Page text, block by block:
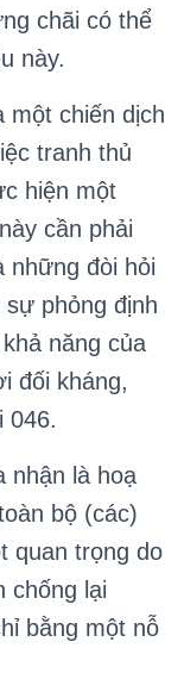
chãi có thể
này.
một chiến dịch
tranh thủ
hiện một
cần phải
những đòi hỏi
phỏng định
năng của
đối kháng,
046.
nhận là hoạ
bộ (các)
quan trọng do
chống lại
bằng một nỗ